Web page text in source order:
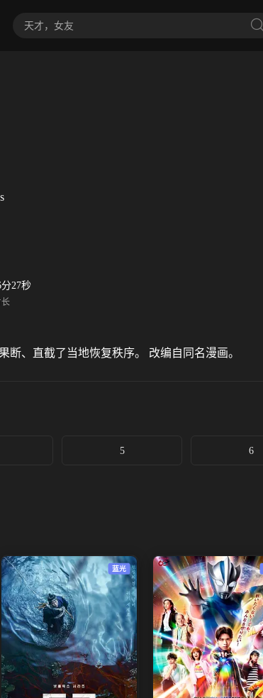
27秒
、直截了当地恢复秩序。 改编自同名漫画。
5 6
蓝光